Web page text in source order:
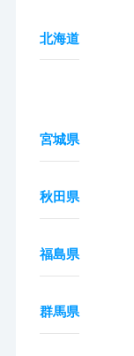
北海道
宮城県
秋田県
福島県
群馬県